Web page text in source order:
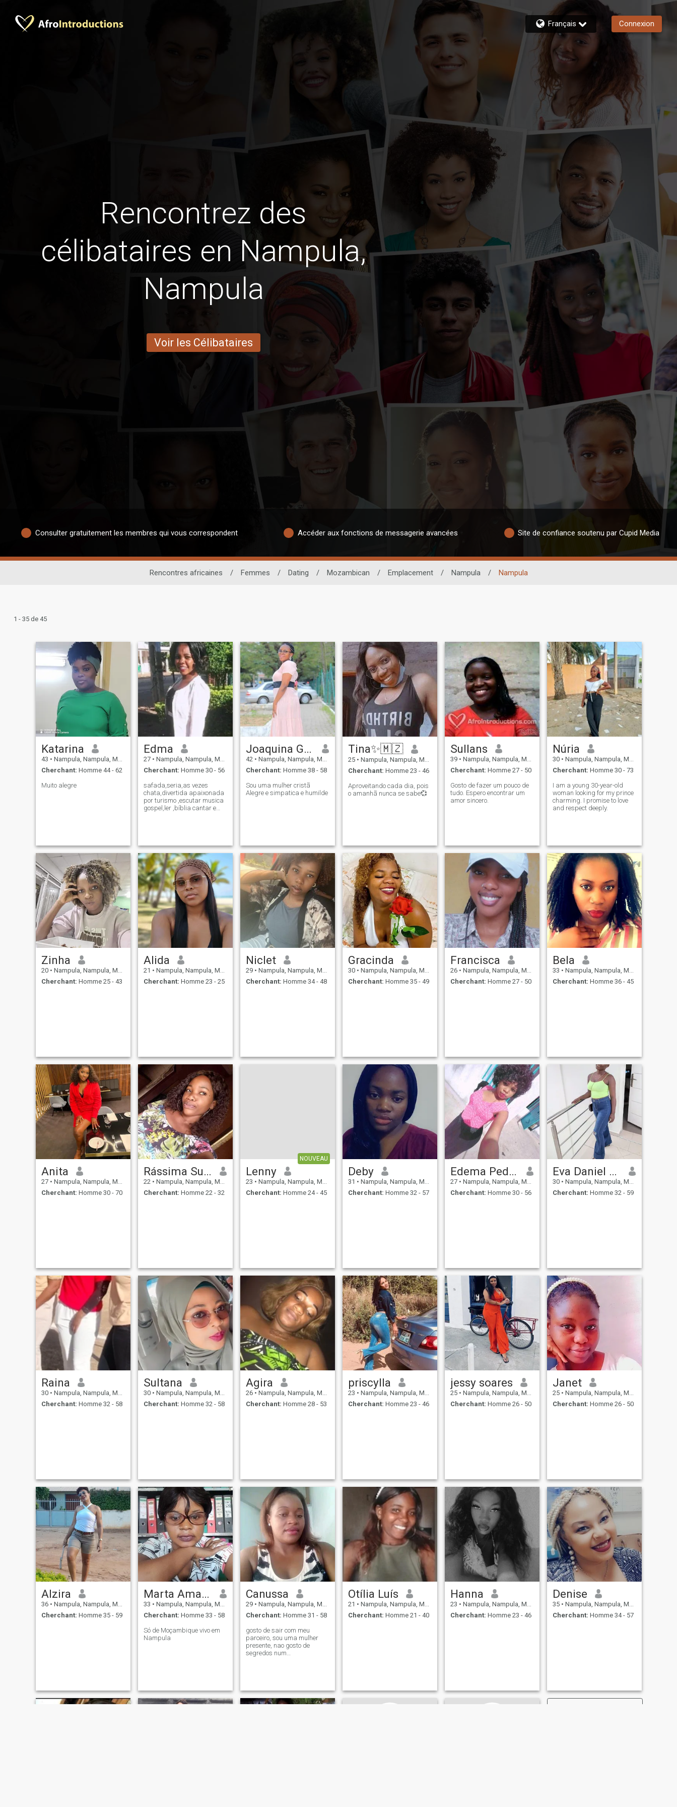
Français Connexion
Rencontrez des
célibataires en Nampula,
Nampula
Voir les Célibataires
Consulter gratuitement les membres qui vous correspondent Accéder aux fonctions de messagerie avancées Site de confiance soutenu par Cupid Media
Rencontres africaines / Femmes / Dating / Mozambican / Emplacement / Nampula / Nampula
1 - 35 de 45
Katarina
43 • Nampula, Nampula, Mosambique
Cherchant: Homme 44 - 62
Muito alegre
Edma
27 • Nampula, Nampula, Mosambique
Cherchant: Homme 30 - 56
safada,seria,as vezes
chata,divertida apaixonada
por turismo ,escutar musica
gospel,ler ,bíblia cantar e
Joaquina Gaven
42 • Nampula, Nampula, Mosambique
Cherchant: Homme 38 - 58
Sou uma mulher cristã
Alegre e simpatica e humilde
Tina✨🇲🇿
25 • Nampula, Nampula, Mosambique
Cherchant: Homme 23 - 46
Aproveitando cada dia, pois
o amanhã nunca se sabe💞
Sullans
39 • Nampula, Nampula, Mosambique
Cherchant: Homme 27 - 50
Gosto de fazer um pouco de
tudo. Espero encontrar um
amor sincero.
Núria
30 • Nampula, Nampula, Mosambique
Cherchant: Homme 30 - 73
I am a young 30-year-old
woman looking for my prince
charming. I promise to love
and respect deeply.
Zinha
20 • Nampula, Nampula, Mosambique
Cherchant: Homme 25 - 43
Alida
21 • Nampula, Nampula, Mosambique
Cherchant: Homme 23 - 25
Niclet
29 • Nampula, Nampula, Mosambique
Cherchant: Homme 34 - 48
Gracinda
30 • Nampula, Nampula, Mosambique
Cherchant: Homme 35 - 49
Francisca
26 • Nampula, Nampula, Mosambique
Cherchant: Homme 27 - 50
Bela
33 • Nampula, Nampula, Mosambique
Cherchant: Homme 36 - 45
Anita
27 • Nampula, Nampula, Mosambique
Cherchant: Homme 30 - 70
Rássima Sumail
22 • Nampula, Nampula, Mosambique
Cherchant: Homme 22 - 32
NOUVEAU
Lenny
23 • Nampula, Nampula, Mosambique
Cherchant: Homme 24 - 45
Deby
31 • Nampula, Nampula, Mosambique
Cherchant: Homme 32 - 57
Edema Pedro
27 • Nampula, Nampula, Mosambique
Cherchant: Homme 30 - 56
Eva Daniel Muemecha
30 • Nampula, Nampula, Mosambique
Cherchant: Homme 32 - 59
Raina
30 • Nampula, Nampula, Mosambique
Cherchant: Homme 32 - 58
Sultana
30 • Nampula, Nampula, Mosambique
Cherchant: Homme 32 - 58
Agira
26 • Nampula, Nampula, Mosambique
Cherchant: Homme 28 - 53
priscylla
23 • Nampula, Nampula, Mosambique
Cherchant: Homme 23 - 46
jessy soares
25 • Nampula, Nampula, Mosambique
Cherchant: Homme 26 - 50
Janet
25 • Nampula, Nampula, Mosambique
Cherchant: Homme 26 - 50
Alzira
36 • Nampula, Nampula, Mosambique
Cherchant: Homme 35 - 59
Marta Amado Macango
33 • Nampula, Nampula, Mosambique
Cherchant: Homme 33 - 58
Só de Moçambique vivo em
Nampula
Canussa
29 • Nampula, Nampula, Mosambique
Cherchant: Homme 31 - 58
gosto de sair com meu
parceiro, sou uma mulher
presente, nao gosto de
segredos num
Otília Luís
21 • Nampula, Nampula, Mosambique
Cherchant: Homme 21 - 40
Hanna
23 • Nampula, Nampula, Mosambique
Cherchant: Homme 23 - 46
Denise
35 • Nampula, Nampula, Mosambique
Cherchant: Homme 34 - 57